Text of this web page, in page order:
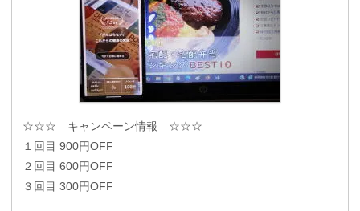
☆☆☆ キャンペーン情報 ☆☆☆
１回目 900円OFF
２回目 600円OFF
３回目 300円OFF